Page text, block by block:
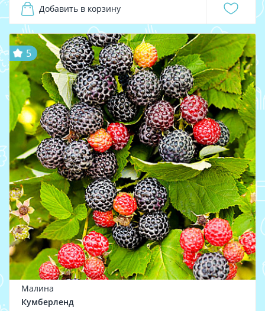
Добавить в корзину
5
Малина
Кумберленд